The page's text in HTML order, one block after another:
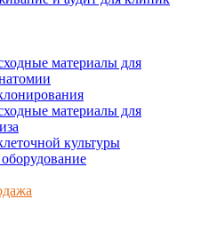
материалы для
материалы для
культуры